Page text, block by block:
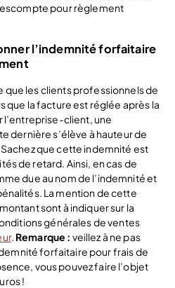
pour règlement
l’indemnité forfaitaire
les clients professionnels de
que la facture est réglée après la
client, une
dernière s’élève à hauteur de
que cette indemnité est
de retard. Ainsi, en cas de
due au nom de l’indemnité et
La mention de cette
sont à indiquer sur la
générales de ventes
. Remarque : veillez à ne pas
forfaitaire pour frais de
vous pouvez faire l’objet
!